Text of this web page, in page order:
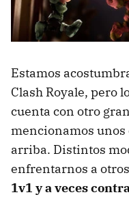
Estamos
Clash Royale, pero
cuenta con otro
mencionamos
arriba. Distintos
enfrentarnos a
1v1 y a veces